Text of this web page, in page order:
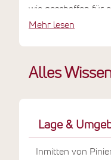
wie geschaffen für
Yoga-Praxis in der
Sie hören das
Schafsglöckchen,
Küche verwöhnt
mediterran,
laden im Garten
Mehr lesen
Alles
Lage &
Inmitten von